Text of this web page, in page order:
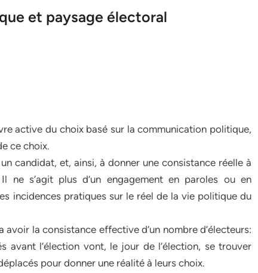
et paysage électoral
active du choix basé sur la communication politique,
ce choix.
candidat, et, ainsi, à donner une consistance réelle à
ne s’agit plus d’un engagement en paroles ou en
incidences pratiques sur le réel de la vie politique du
la consistance effective d’un nombre d’électeurs:
avant l’élection vont, le jour de l’élection, se trouver
pour donner une réalité à leurs choix.